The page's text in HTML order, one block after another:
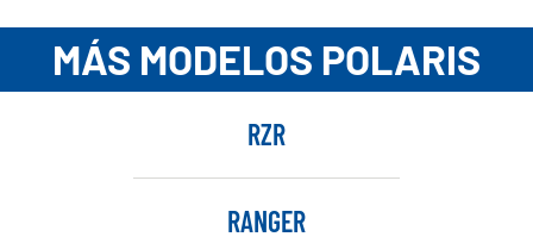
MÁS MODELOS POLARIS
RZR
RANGER